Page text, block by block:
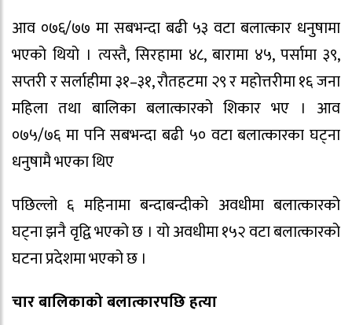
आव ०७६/७७ मा सबभन्दा बढी ५३ वटा बलात्कार धनुषामा
भएको थियो । त्यस्तै, सिरहामा ४८, बारामा ४५, पर्सामा ३९,
सप्तरी र सर्लाहीमा ३१–३१, रौतहटमा २९ र महोत्तरीमा १६ जना
महिला तथा बालिका बलात्कारको शिकार भए । आव
०७५/७६ मा पनि सबभन्दा बढी ५० वटा बलात्कारका घट्ना
धनुषामै भएका थिए
पछिल्लो ६ महिनामा बन्दाबन्दीको अवधीमा बलात्कारको
घट्ना झनै वृद्वि भएको छ । यो अवधीमा १५२ वटा बलात्कारको
घटना प्रदेशमा भएको छ ।
चार बालिकाको बलात्कारपछि हत्या